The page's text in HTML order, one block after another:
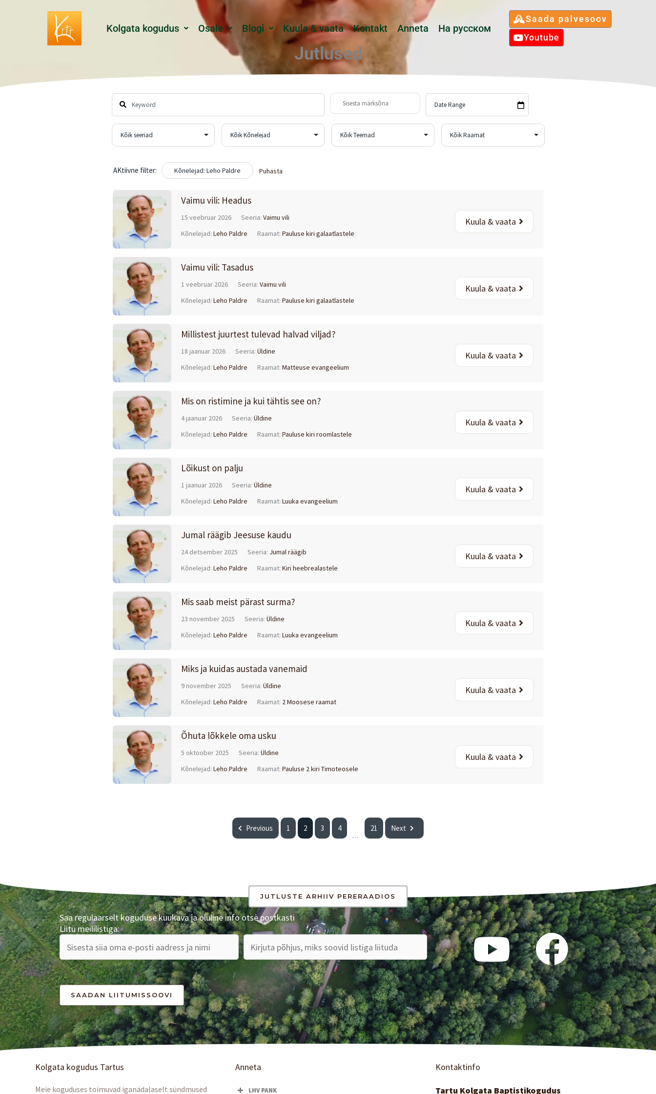
Kolgata kogudus Osale Blogi Kuula & vaata Kontakt Anneta Hа русском
Youtube
Saada palvesoov
Jutlused
AKtiivne filter: Kõnelejad: Leho Paldre Puhasta
Vaimu vili: Headus
15 veebruar 2026 Seeria: Vaimu vili
Kõnelejad: Leho Paldre Raamat: Pauluse kiri galaatlastele
Kuula & vaata
Vaimu vili: Tasadus
1 veebruar 2026 Seeria: Vaimu vili
Kõnelejad: Leho Paldre Raamat: Pauluse kiri galaatlastele
Kuula & vaata
Millistest juurtest tulevad halvad viljad?
18 jaanuar 2026 Seeria: Üldine
Kõnelejad: Leho Paldre Raamat: Matteuse evangeelium
Kuula & vaata
Mis on ristimine ja kui tähtis see on?
4 jaanuar 2026 Seeria: Üldine
Kõnelejad: Leho Paldre Raamat: Pauluse kiri roomlastele
Kuula & vaata
Lõikust on palju
1 jaanuar 2026 Seeria: Üldine
Kõnelejad: Leho Paldre Raamat: Luuka evangeelium
Kuula & vaata
Jumal räägib Jeesuse kaudu
24 detsember 2025 Seeria: Jumal räägib
Kõnelejad: Leho Paldre Raamat: Kiri heebrealastele
Kuula & vaata
Mis saab meist pärast surma?
23 november 2025 Seeria: Üldine
Kõnelejad: Leho Paldre Raamat: Luuka evangeelium
Kuula & vaata
Miks ja kuidas austada vanemaid
9 november 2025 Seeria: Üldine
Kõnelejad: Leho Paldre Raamat: 2 Moosese raamat
Kuula & vaata
Õhuta lõkkele oma usku
5 oktoober 2025 Seeria: Üldine
Kõnelejad: Leho Paldre Raamat: Pauluse 2 kiri Timoteosele
Kuula & vaata
Previous 1 2 3 4
...
21 Next
JUTLUSTE ARHIIV PERERAADIOS
Saa regulaarselt koguduse kuukava ja oluline info otse postkasti
Liitu meililistiga:
Kolgata kogudus Tartus
Meie koguduses toimuvad iganädalaselt sündmused
Anneta
LHV PANK
Kontaktinfo
Tartu Kolgata Baptistikogudus